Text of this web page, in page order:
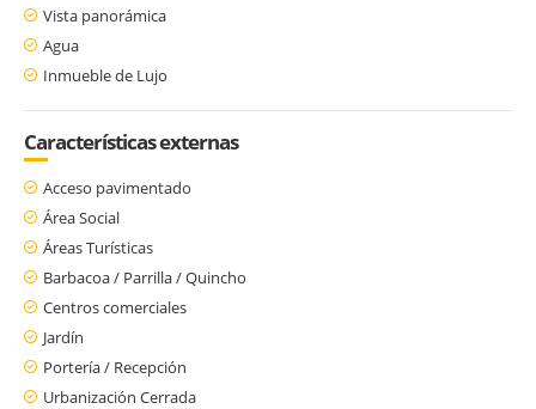
Vista panorámica
Agua
Inmueble de Lujo
Características externas
Acceso pavimentado
Área Social
Áreas Turísticas
Barbacoa / Parrilla / Quincho
Centros comerciales
Jardín
Portería / Recepción
Urbanización Cerrada